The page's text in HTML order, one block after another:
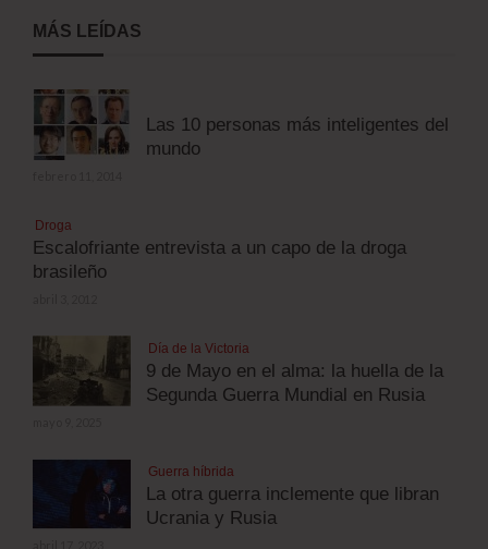
MÁS LEÍDAS
Las 10 personas más inteligentes del
mundo
Droga
Escalofriante entrevista a un capo de la droga
brasileño
Día de la Victoria
9 de Mayo en el alma: la huella de la
Segunda Guerra Mundial en Rusia
Guerra híbrida
La otra guerra inclemente que libran
Ucrania y Rusia